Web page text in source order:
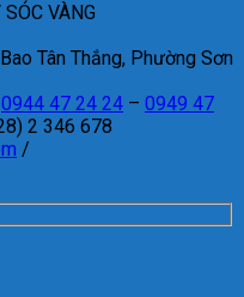
VÀNG
Tân Thắng, Phường Sơn
0944 47 24 24 – 0949 47
2 346 678
/